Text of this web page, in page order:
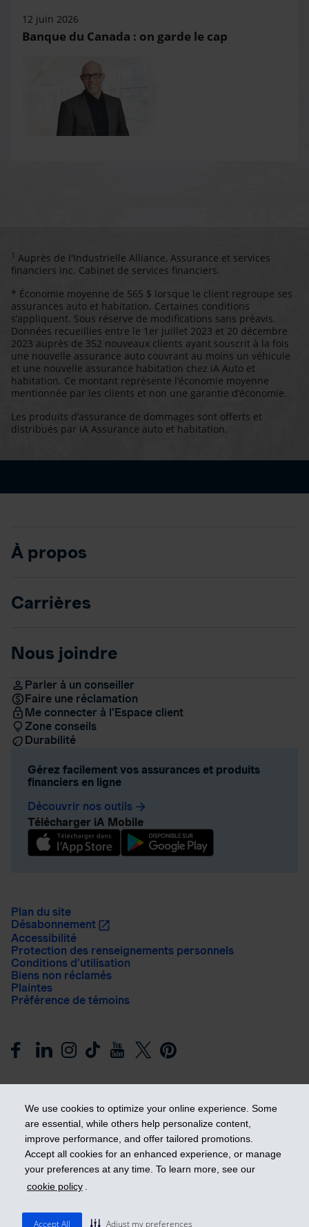
We use cookies to optimize your online experience. Some
are essential, while others help personalize content,
improve performance, and offer tailored promotions.
Accept all cookies for an enhanced experience, or manage
your preferences at any time. To learn more, see our
cookie policy .
Accept All Adjust my preferences
12 juin 2026
Banque du Canada : on garde le cap
1 Auprès de l'Industrielle Alliance, Assurance et services
financiers inc. Cabinet de services financiers.
* Économie moyenne de 565 $ lorsque le client regroupe ses
assurances auto et habitation. Certaines conditions
s’appliquent. Sous réserve de modifications sans préavis.
Données recueillies entre le 1er juillet 2023 et 20 décembre
2023 auprès de 352 nouveaux clients ayant souscrit à la fois
une nouvelle assurance auto couvrant au moins un véhicule
et une nouvelle assurance habitation chez iA Auto et
habitation. Ce montant représente l’économie moyenne
mentionnée par les clients et non une garantie d’économie.
Les produits d’assurance de dommages sont offerts et
distribués par iA Assurance auto et habitation.
À propos
Carrières
Nous joindre
Parler à un conseiller
Faire une réclamation
Me connecter à l’Espace client
Zone conseils
Durabilité
Gérez facilement vos assurances et produits
financiers en ligne
Découvrir nos outils arrow_forward
Télécharger iA Mobile
Plan du site
Désabonnement
Accessibilité
Protection des renseignements personnels
Conditions d’utilisation
Biens non réclamés
Plaintes
Préférence de témoins
Prendre les devants